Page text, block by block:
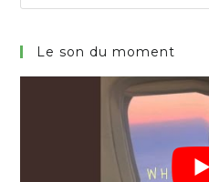
Le son du moment